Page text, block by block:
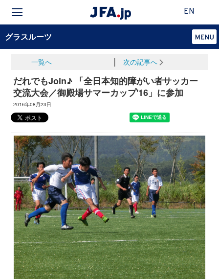
EN
グラスルーツ
一覧へ 次の記事へ
だれでもJoin♪ 「全日本知的障がい者サッカー
交流大会／御殿場サマーカップ'16」に参加
2016年08月23日